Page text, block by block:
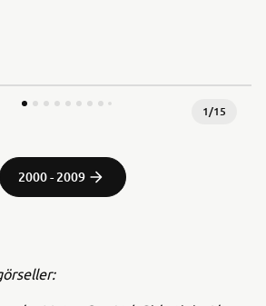
1/15
2000 - 2009